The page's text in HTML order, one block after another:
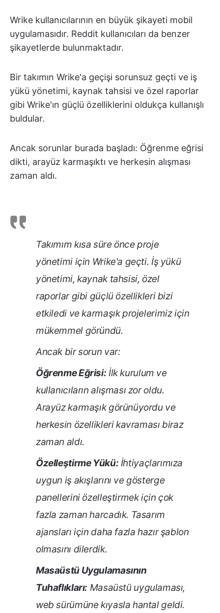
Wrike kullanıcılarının en büyük şikayeti mobil
uygulamasıdır. Reddit kullanıcıları da benzer
şikayetlerde bulunmaktadır.
Bir takımın Wrike'a geçişi sorunsuz geçti ve iş
yükü yönetimi, kaynak tahsisi ve özel raporlar
gibi Wrike'ın güçlü özelliklerini oldukça kullanışlı
buldular.
Ancak sorunlar burada başladı: Öğrenme eğrisi
dikti, arayüz karmaşıktı ve herkesin alışması
zaman aldı.
Takımım kısa süre önce proje
yönetimi için Wrike'a geçti. İş yükü
yönetimi, kaynak tahsisi, özel
raporlar gibi güçlü özellikleri bizi
etkiledi ve karmaşık projelerimiz için
mükemmel göründü.
Ancak bir sorun var:
Öğrenme Eğrisi: İlk kurulum ve
kullanıcıların alışması zor oldu.
Arayüz karmaşık görünüyordu ve
herkesin özellikleri kavraması biraz
zaman aldı.
Özelleştirme Yükü: İhtiyaçlarımıza
uygun iş akışlarını ve gösterge
panellerini özelleştirmek için çok
fazla zaman harcadık. Tasarım
ajansları için daha fazla hazır şablon
olmasını dilerdik.
Masaüstü Uygulamasının
Tuhaflıkları: Masaüstü uygulaması,
web sürümüne kıyasla hantal geldi.